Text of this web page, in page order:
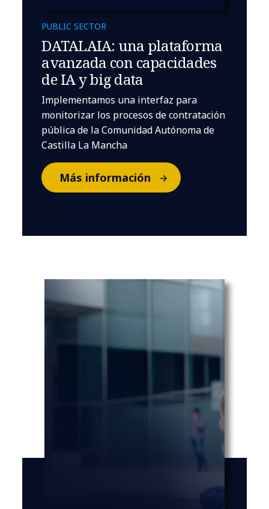
PUBLIC SECTOR
DATALAIA: una plataforma
avanzada con capacidades
de IA y big data
Implementamos una interfaz para
monitorizar los procesos de contratación
pública de la Comunidad Autónoma de
Castilla La Mancha
Más información